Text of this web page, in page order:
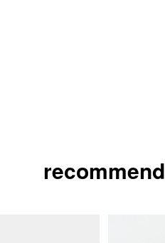
recommend